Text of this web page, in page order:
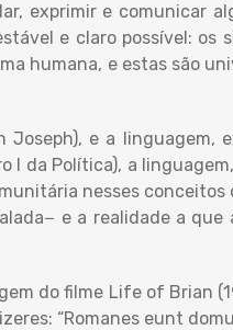
exprimir e comunicar
e claro possível: os
humana, e estas são
Joseph), e a linguagem,
I da Política), a
nesses conceitos
e a realidade a
do filme Life of Brian
“Romanes eunt